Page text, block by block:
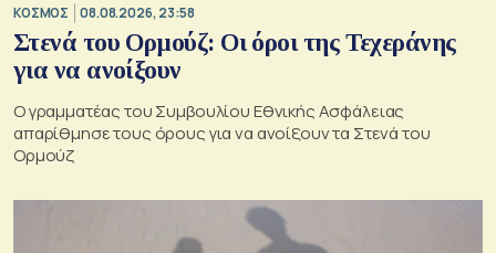
ΚΟΣΜΟΣ 08.08.2026, 23:58
Στενά του Ορμούζ: Οι όροι της Τεχεράνης
για να ανοίξουν
Ο γραμματέας του Συμβουλίου Εθνικής Ασφάλειας
απαρίθμησε τους όρους για να ανοίξουν τα Στενά του
Ορμούζ